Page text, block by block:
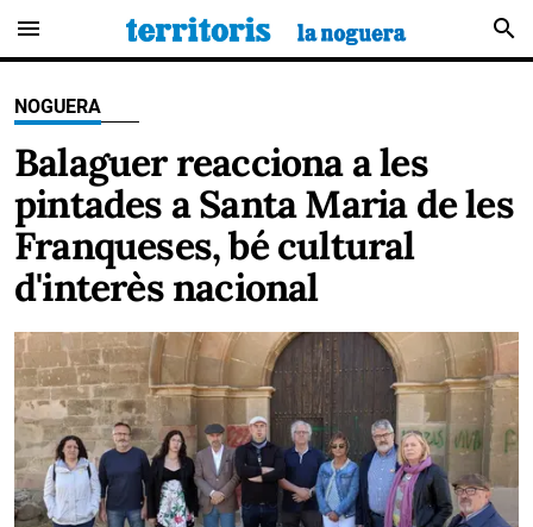
menu search
NOGUERA
Balaguer reacciona a les
pintades a Santa Maria de les
Franqueses, bé cultural
d'interès nacional